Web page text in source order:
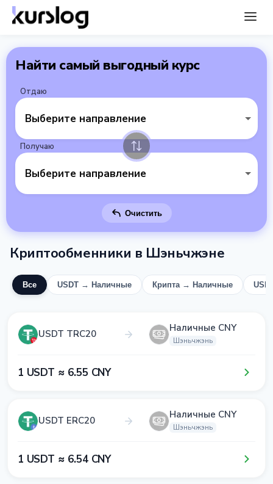
Найти самый выгодный курс
Отдаю
Выберите направление
Получаю
Выберите направление
Очистить
Криптообменники в Шэньчжэне
Все USDT → Наличные Крипта → Наличные
USDT TRC20 Наличные CNY
Шэньчжэнь
1​ USDT ≈ 6​.5​5​ CNY
USDT ERC20 Наличные CNY
Шэньчжэнь
1​ USDT ≈ 6​.5​4​ CNY